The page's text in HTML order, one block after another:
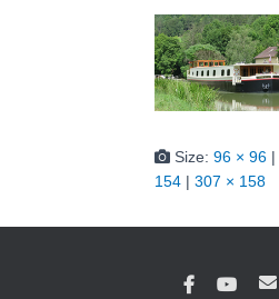
Size: 96 × 96 |
154 | 307 × 158